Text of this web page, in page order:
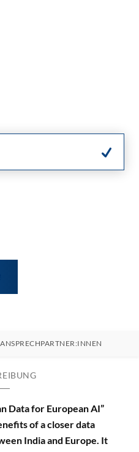
Data for European AI”
of a closer data
India and Europe. It